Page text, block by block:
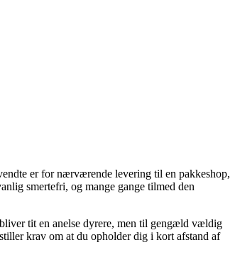
er for nærværende levering til en pakkeshop,
smertefri, og mange gange tilmed den
tit en anelse dyrere, men til gengæld vældig
krav om at du opholder dig i kort afstand af